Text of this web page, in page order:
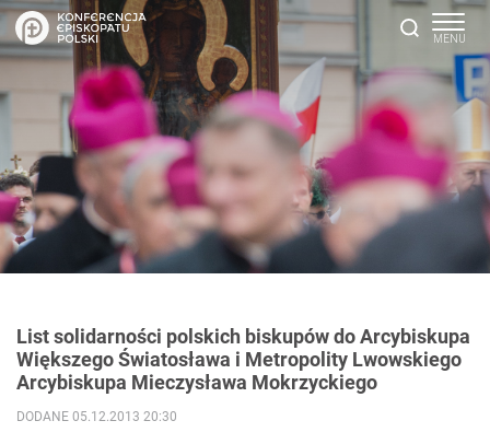
List solidarności polskich biskupów do Arcybiskupa
Większego Światosława i Metropolity Lwowskiego
Arcybiskupa Mieczysława Mokrzyckiego
DODANE 05.12.2013 20:30